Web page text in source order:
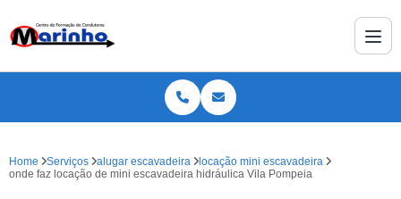
Home Serviços alugar escavadeira
locação mini escavadeira
onde faz locação de mini escavadeira hidráulica Vila Pompeia